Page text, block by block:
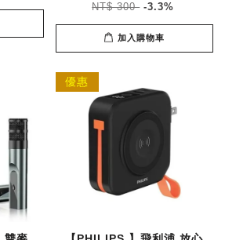
NT$ 300 -3.3%
加入購物車
優惠